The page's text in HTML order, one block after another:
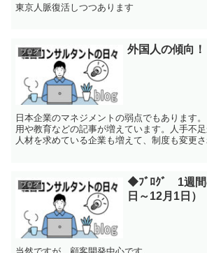
東京人脈復活しつつあります
ブログ 外国人の傾向！
日本企業のマネジメントの弱点でもあります。 最近は、外国人の
用や教育などの記事が増えています。人手不
人材を求めている企業も増えて、制度も変更され
ブログ
◆ﾌﾞﾛｸﾞ 1週間
日～12月1日）